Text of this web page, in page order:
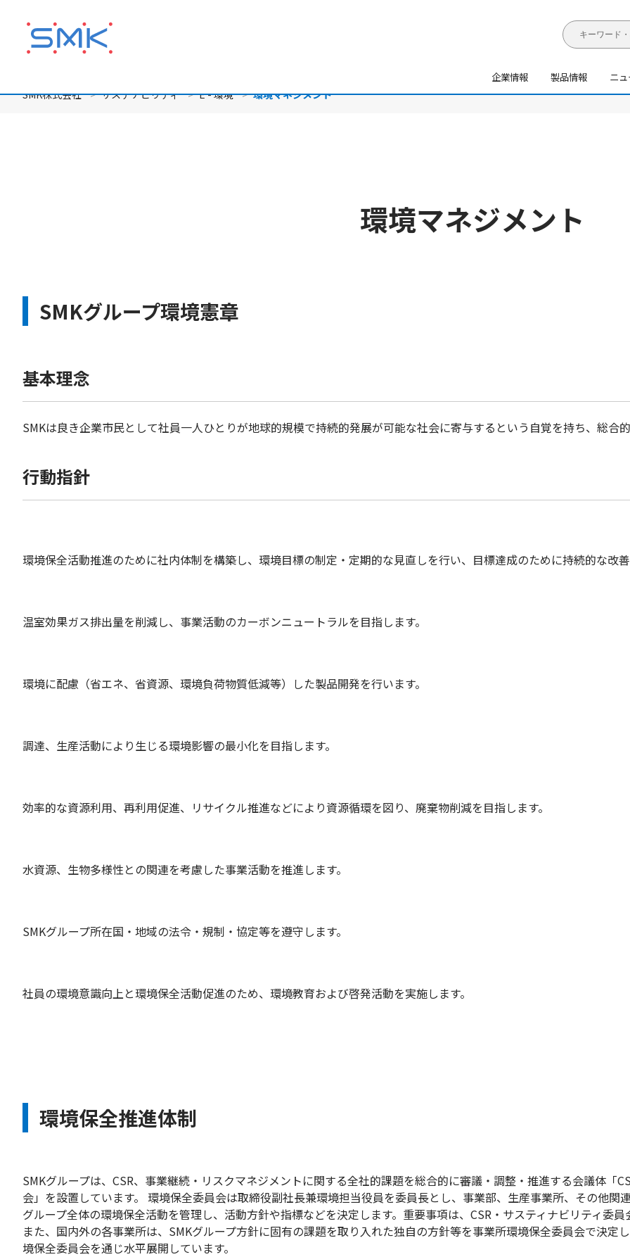
テ
企業情報 製品情報 ニ
SMK株式会社
サステナビリティ E - 環境 環境マネジメント
環境マネジメント
SMKグループ環境憲章
基本理念
SMKは良き企業市民として社員一人ひとりが地球的規模で持続的発展が可能な社会に寄与するという自覚を持ち、総合
行動指針
環境保全活動推進のために社内体制を構築し、環境目標の制定・定期的な見直しを行い、目標達成のために持続的な改善
温室効果ガス排出量を削減し、事業活動のカーボンニュートラルを目指します。
環境に配慮（省エネ、省資源、環境負荷物質低減等）した製品開発を行います。
調達、生産活動により生じる環境影響の最小化を目指します。
効率的な資源利用、再利用促進、リサイクル推進などにより資源循環を図り、廃棄物削減を目指します。
水資源、生物多様性との関連を考慮した事業活動を推進します。
SMKグループ所在国・地域の法令・規制・協定等を遵守します。
社員の環境意識向上と環境保全活動促進のため、環境教育および啓発活動を実施します。
環境保全推進体制
SMKグループは、CSR、事業継続・リスクマネジメントに関する全社的課題を総合的に審議・調整・推進する会議体「
会」を設置しています。 環境保全委員会は取締役副社長兼環境担当役員を委員長とし、事業部、生産事業所、その他関
グループ全体の環境保全活動を管理し、活動方針や指標などを決定します。重要事項は、CSR・サスティナビリティ委
また、国内外の各事業所は、SMKグループ方針に固有の課題を取り入れた独自の方針等を事業所環境保全委員会で決定
境保全委員会を通じ水平展開しています。